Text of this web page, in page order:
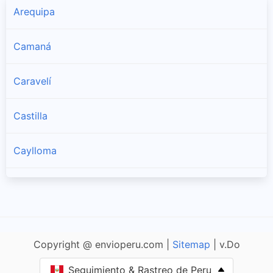
Arequipa
Camaná
Caravelí
Castilla
Caylloma
Copyright @ envioperu.com | Sitemap | v.Do
Seguimiento & Rastreo de Peru